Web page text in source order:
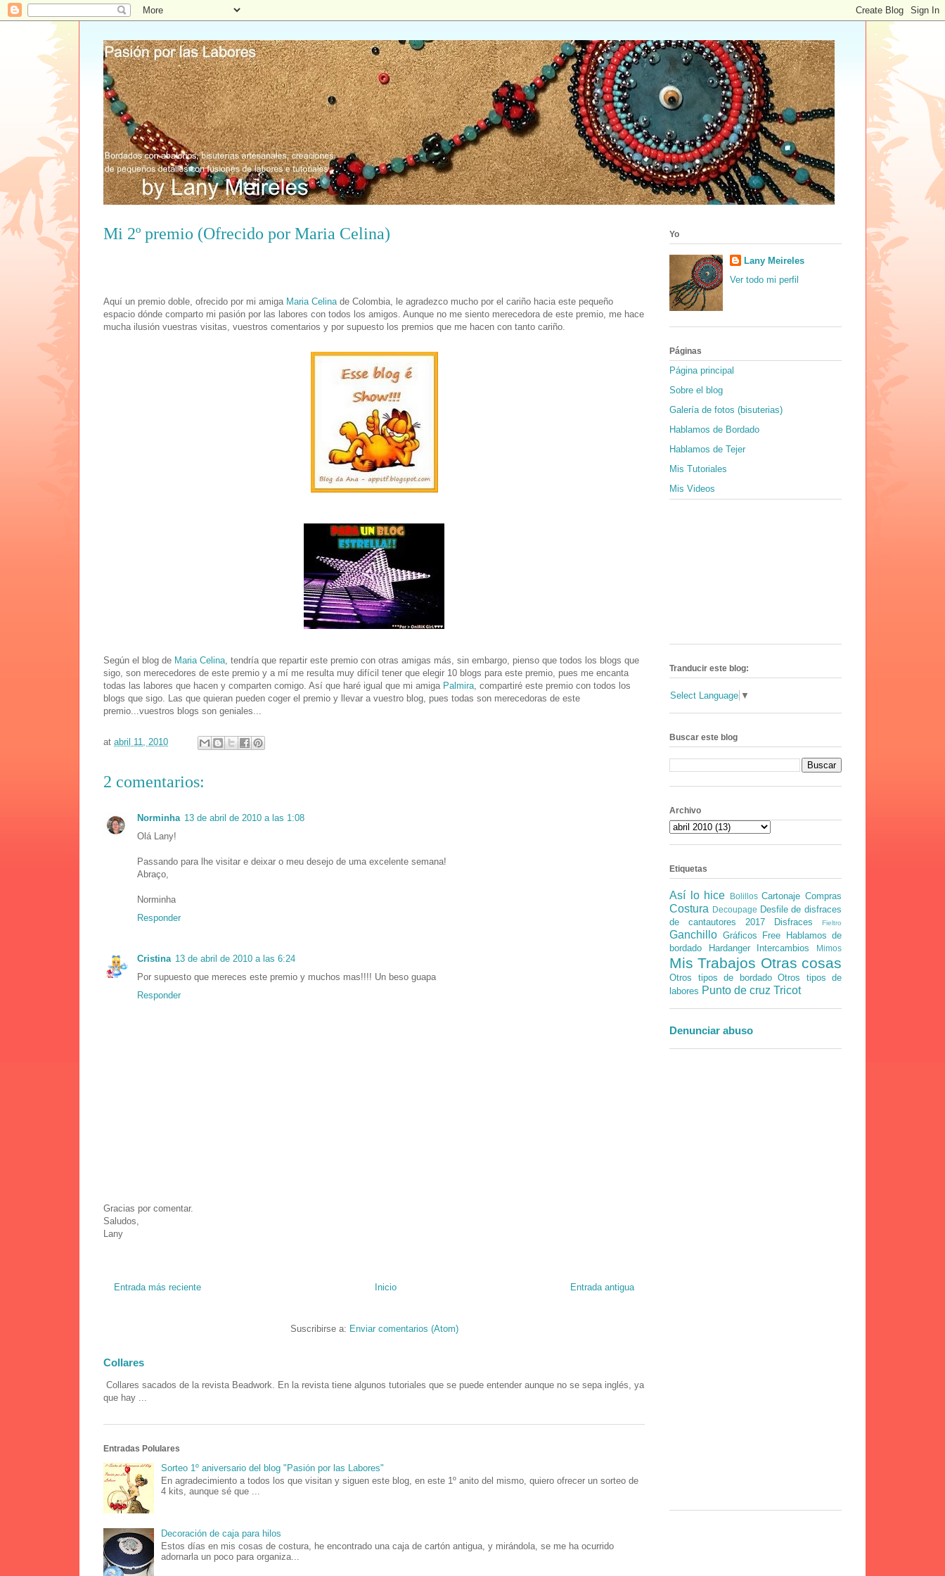
Mi 2º premio (Ofrecido por Maria Celina)
Aquí un premio doble, ofrecido por mi amiga Maria Celina de Colombia, le agradezco mucho por el cariño hacia este pequeño
espacio dónde comparto mi pasión por las labores con todos los amigos. Aunque no me siento merecedora de este premio, me hace
mucha ilusión vuestras visitas, vuestros comentarios y por supuesto los premios que me hacen con tanto cariño.
Según el blog de Maria Celina , tendría que repartir este premio con otras amigas más, sin embargo, pienso que todos los blogs que
sigo, son merecedores de este premio y a mí me resulta muy difícil tener que elegir 10 blogs para este premio, pues me encanta
todas las labores que hacen y comparten comigo. Así que haré igual que mi amiga Palmira , compartiré este premio con todos los
blogs que sigo. Las que quieran pueden coger el premio y llevar a vuestro blog, pues todas son merecedoras de este
premio...vuestros blogs son geniales...
at abril 11, 2010
2 comentarios:
Norminha 13 de abril de 2010 a las 1:08
Olá Lany!
Passando para lhe visitar e deixar o meu desejo de uma excelente semana!
Abraço,
Norminha
Responder
Cristina 13 de abril de 2010 a las 6:24
Por supuesto que mereces este premio y muchos mas!!!! Un beso guapa
Responder
Gracias por comentar.
Saludos,
Lany
Entrada más reciente Entrada antigua
Inicio
Suscribirse a: Enviar comentarios (Atom)
Collares
Collares sacados de la revista Beadwork. En la revista tiene algunos tutoriales que se puede entender aunque no se sepa inglés, ya
que hay ...
Entradas Polulares
Sorteo 1º aniversario del blog "Pasión por las Labores"
En agradecimiento a todos los que visitan y siguen este blog, en este 1º anito del mismo, quiero ofrecer un sorteo de
4 kits, aunque sé que ...
Decoración de caja para hilos
Estos días en mis cosas de costura, he encontrado una caja de cartón antigua, y mirándola, se me ha ocurrido
adornarla un poco para organiza...
Yo
Lany Meireles
Ver todo mi perfil
Páginas
Página principal
Sobre el blog
Galería de fotos (bisuterias)
Hablamos de Bordado
Hablamos de Tejer
Mis Tutoriales
Mis Videos
Tranducir este blog:
Select Language ▼
Buscar este blog
Archivo
Etiquetas
Así lo hice Bolillos Cartonaje Compras
Costura Decoupage Desfile de disfraces
de cantautores 2017
Disfraces Fieltro
Ganchillo Gráficos Free
Hablamos de
bordado
Hardanger Intercambios Mimos
Mis Trabajos Otras cosas
Otros tipos de bordado Otros tipos de
labores Punto de cruz Tricot
Denunciar abuso